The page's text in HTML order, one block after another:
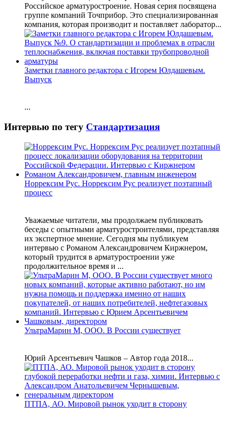
Российское арматуростроение. Новая серия посвящена
группе компаний Точприбор. Это специализированная
компания, которая производит и поставляет лаборатор...
Заметки главного редактора с Игорем Юлдашевым.
Выпуск
...
Интервью по тегу Стандартизация
Норрексим Рус. Норрексим Рус реализует поэтапный
процесс
Уважаемые читатели, мы продолжаем публиковать
беседы с опытными арматуростроителями, представляя
их экспертное мнение. Сегодня мы публикуем
интервью с Романом Александровичем Киржнером,
который трудится в арматуростроении уже
продолжительное время и ...
УльтраМарин М, ООО. В России существует
Юрий Арсентьевич Чашков – Автор года 2018...
ПТПА, АО. Мировой рынок уходит в сторону